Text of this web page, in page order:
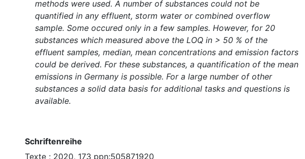
methods were used. A number of substances could not be
quantified in any effluent, storm water or combined overflow
sample. Some occured only in a few samples. However, for 20
substances which measured above the LOQ in > 50 % of the
effluent samples, median, mean concentrations and emission factors
could be derived. For these substances, a quantification of the mean
emissions in Germany is possible. For a large number of other
substances a solid data basis for additional tasks and questions is
available.
Schriftenreihe
Texte ; 2020, 173 ppn:505871920